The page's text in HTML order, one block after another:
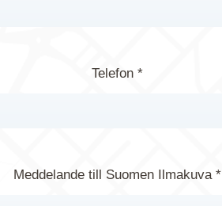
Telefon *
Meddelande till Suomen Ilmakuva *